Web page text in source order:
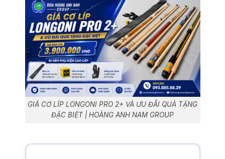
GIÁ CƠ LÍP LONGONI PRO 2+ VÀ ƯU ĐÃI QUÀ TẶNG
ĐẶC BIỆT | HOÀNG ANH NAM GROUP